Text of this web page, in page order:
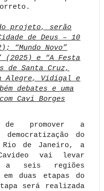
projeto, serão
de Deus – 10
“Mundo Novo”
(2025) e “A Festa
de Santa Cruz,
Alegre, Vidigal e
debates e uma
Cavi Borges
promover a
do
de Janeiro, a
vai levar
a seis regiões
duas etapas do
será realizada